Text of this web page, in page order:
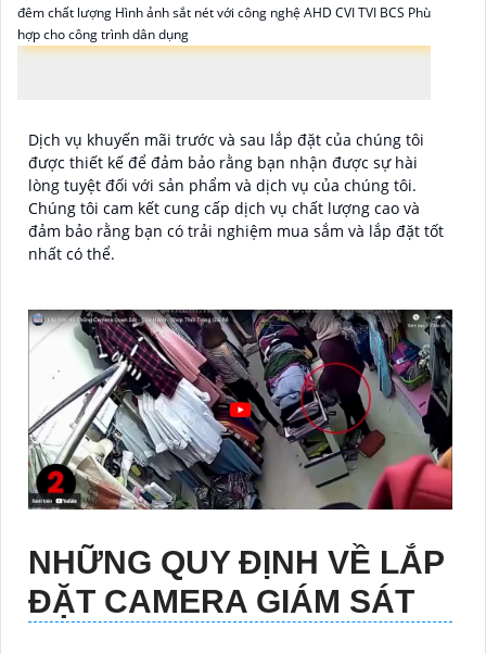
đêm chất lượng Hình ảnh sắt nét với công nghệ AHD CVI TVI BCS Phù
hợp cho công trình dân dụng
Dịch vụ khuyến mãi trước và sau lắp đặt của chúng tôi
được thiết kế để đảm bảo rằng bạn nhận được sự hài
lòng tuyệt đối với sản phẩm và dịch vụ của chúng tôi.
Chúng tôi cam kết cung cấp dịch vụ chất lượng cao và
đảm bảo rằng bạn có trải nghiệm mua sắm và lắp đặt tốt
nhất có thể.
NHỮNG QUY ĐỊNH VỀ LẮP
ĐẶT CAMERA GIÁM SÁT